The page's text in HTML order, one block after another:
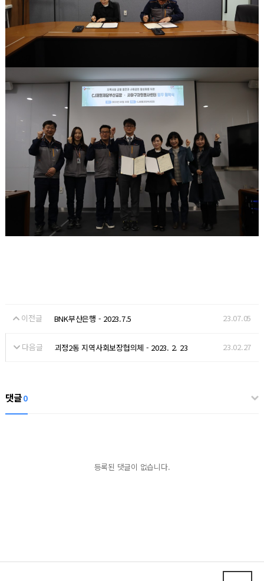
이전글 BNK부산은행 - 2023.7.5 23.07.05
다음글 괴정2동 지역사회보장협의체 - 2023. 2. 23 23.02.27
댓글0
등록된 댓글이 없습니다.